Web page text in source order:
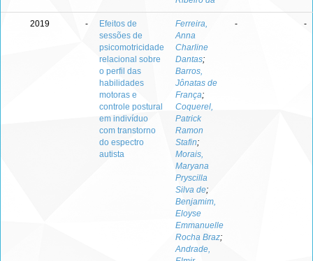
2019 -
Efeitos de
sessões de
psicomotricidade
relacional sobre
o perfil das
habilidades
motoras e
controle postural
em indivíduo
com transtorno
do espectro
autista
Ferreira,
Anna
Charline
Dantas;
Barros,
Jônatas de
França;
Coquerel,
Patrick
Ramon
Stafin;
Morais,
Maryana
Pryscilla
Silva de;
Benjamim,
Eloyse
Emmanuelle
Rocha Braz;
Andrade,
- -